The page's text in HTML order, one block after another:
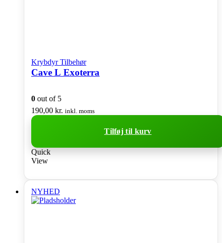
Krybdyr Tilbehør
Cave L Exoterra
0 out of 5
190,00 kr. inkl. moms
Tilføj til kurv
Quick
View
NYHED